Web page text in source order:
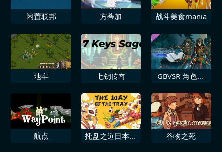
闲置联邦 方蒂加 战斗美食mania
地牢 七钥传奇
GBVSR 角色颜
航点
托盘之道日本料
谷物之死